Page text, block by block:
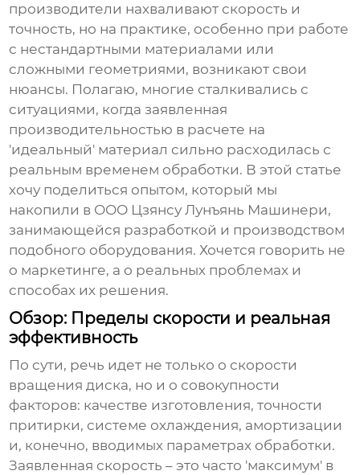
производители нахваливают скорость и
точность, но на практике, особенно при работе
с нестандартными материалами или
сложными геометриями, возникают свои
нюансы. Полагаю, многие сталкивались с
ситуациями, когда заявленная
производительностью в расчете на
'идеальный' материал сильно расходилась с
реальным временем обработки. В этой статье
хочу поделиться опытом, который мы
накопили в ООО Цзянсу Лунъянь Машинери,
занимающейся разработкой и производством
подобного оборудования. Хочется говорить не
о маркетинге, а о реальных проблемах и
способах их решения.
Обзор: Пределы скорости и реальная
эффективность
По сути, речь идет не только о скорости
вращения диска, но и о совокупности
факторов: качестве изготовления, точности
притирки, системе охлаждения, амортизации
и, конечно, вводимых параметрах обработки.
Заявленная скорость – это часто 'максимум' в